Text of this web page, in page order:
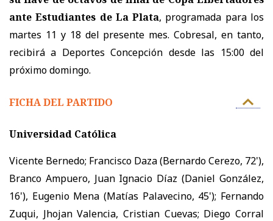
ante Estudiantes de La Plata, programada para los
martes 11 y 18 del presente mes. Cobresal, en tanto,
recibirá a Deportes Concepción desde las 15:00 del
próximo domingo.
FICHA DEL PARTIDO
Universidad Católica
Vicente Bernedo; Francisco Daza (Bernardo Cerezo, 72'),
Branco Ampuero, Juan Ignacio Díaz (Daniel González,
16'), Eugenio Mena (Matías Palavecino, 45'); Fernando
Zuqui, Jhojan Valencia, Cristian Cuevas; Diego Corral